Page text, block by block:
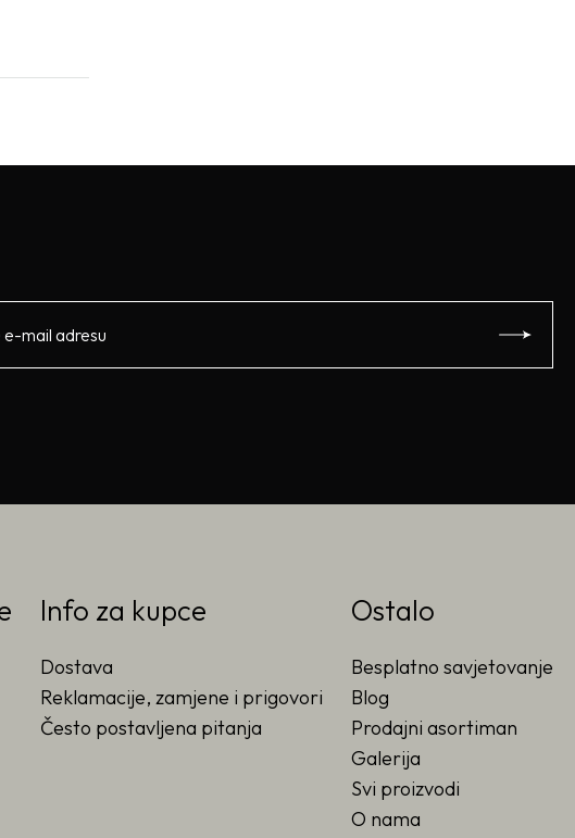
Info za kupce
Dostava
Reklamacije, zamjene i prigovori
Često postavljena pitanja
Ostalo
Besplatno savjetovanje
Blog
Prodajni asortiman
Galerija
Svi proizvodi
O nama